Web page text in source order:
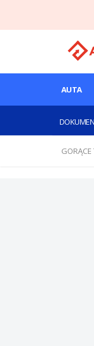
AUTA
GORĄCE